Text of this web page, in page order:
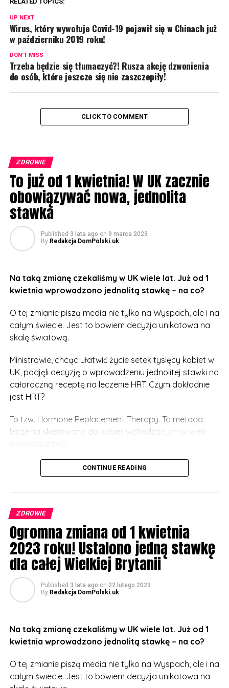
UP NEXT
Wirus, który wywołuje Covid-19 pojawił się w Chinach już
w październiku 2019 roku!
DON'T MISS
Trzeba będzie się tłumaczyć?! Rusza akcję dzwonienia
do osób, które jeszcze się nie zaszczepiły!
CLICK TO COMMENT
ZDROWIE
To już od 1 kwietnia! W UK zacznie
obowiązywać nowa, jednolita
stawka
Published 3 lata ago on 9 marca 2023
By Redakcja DomPolski.uk
Na taką zmianę czekaliśmy w UK wiele lat. Już od 1
kwietnia wprowadzono jednolitą stawkę – na co?
O tej zmianie piszą media nie tylko na Wyspach, ale i na
całym świecie. Jest to bowiem decyzja unikatowa na
skalę światową.
Ministrowie, chcąc ułatwić życie setek tysięcy kobiet w
UK, podjęli decyzję o wprowadzeniu jednolitej stawki na
całoroczną receptę na leczenie HRT. Czym dokładnie
jest HRT?
To tzw. Hormone Replacement Therapy. To metoda
leczenia skierowana do kobiet wchodzących w wiek
Wystarczy przyjąć niewielką tabletkę, a w organizmie
wytworzy się więcej hormonu, który w czasie
menopauzy jest produkowany naturalnie w mniejszym
nie odczuwają tak wielu nieprzyjemnych skutków
menopauzy, jak m.in. uderzenia gorąca, uporczywe
bóle głowy czy bezsenność.
Dotychczas wspomniana metoda była dostępna w UK,
ale za każdym razem należało udać się do lekarza i
zapłacić za receptę. Teraz to się zmienia.
lub udać się do najbliższej apteki.
zdrowie i dobre samopoczucie powinno być
priorytetem. Teraz będą mogły sobie ulżyć bez
CONTINUE READING
ZDROWIE
Ogromna zmiana od 1 kwietnia
2023 roku! Ustalono jedną stawkę
dla całej Wielkiej Brytanii
Published 3 lata ago on 22 lutego 2023
By Redakcja DomPolski.uk
Na taką zmianę czekaliśmy w UK wiele lat. Już od 1
kwietnia wprowadzono jednolitą stawkę – na co?
O tej zmianie piszą media nie tylko na Wyspach, ale i na
całym świecie. Jest to bowiem decyzja unikatowa na